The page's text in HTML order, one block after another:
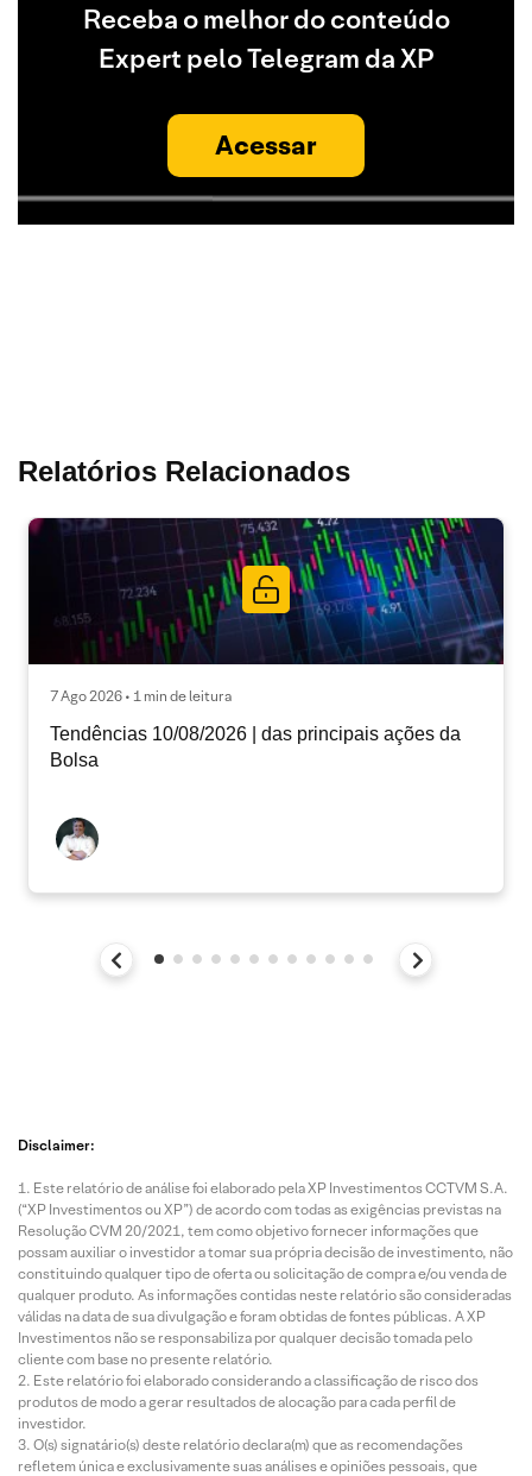
Receba o melhor do conteúdo
Expert pelo Telegram da XP
Acessar
Relatórios Relacionados
7 Ago 2026 • 1 min de leitura
Tendências 10/08/2026 | das principais ações da
Bolsa
Disclaimer:
Este relatório de análise foi elaborado pela XP Investimentos CCTVM S.A.
(“XP Investimentos ou XP”) de acordo com todas as exigências previstas na
Resolução CVM 20/2021, tem como objetivo fornecer informações que
possam auxiliar o investidor a tomar sua própria decisão de investimento, não
constituindo qualquer tipo de oferta ou solicitação de compra e/ou venda de
qualquer produto. As informações contidas neste relatório são consideradas
válidas na data de sua divulgação e foram obtidas de fontes públicas. A XP
Investimentos não se responsabiliza por qualquer decisão tomada pelo
cliente com base no presente relatório.
Este relatório foi elaborado considerando a classificação de risco dos
produtos de modo a gerar resultados de alocação para cada perfil de
investidor.
O(s) signatário(s) deste relatório declara(m) que as recomendações
refletem única e exclusivamente suas análises e opiniões pessoais, que